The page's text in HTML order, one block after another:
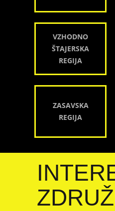
VZHODNO
ŠTAJERSKA
REGIJA
ZASAVSKA
REGIJA